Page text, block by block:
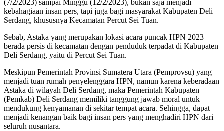
kebahagiaan insan pers, tapi juga bagi masyarakat Kabupaten Deli
Serdang, khususnya Kecamatan Percut Sei Tuan.
Sebab, Astaka yang merupakan lokasi acara puncak HPN 2023
berada persis di kecamatan dengan penduduk terpadat di Kabupaten
Deli Serdang, yaitu di Percut Sei Tuan.
Meskipun Pemerintah Provinsi Sumatera Utara (Pemprovsu) yang
menjadi tuan rumah penyelenggara HPN, namun karena keberadaan
Astaka di wilayah Deli Serdang, maka Pemerintah Kabupaten
(Pemkab) Deli Serdang memiliki tanggung jawab moral untuk
mendukung kenyamanan di sekitar tempat acara. Sehingga, dapat
menjadi kenangan baik bagi insan pers yang menghadiri HPN dari
seluruh nusantara.